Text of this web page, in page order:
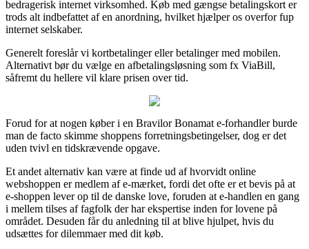
bedragerisk internet virksomhed. Køb med gængse betalingskort er
trods alt indbefattet af en anordning, hvilket hjælper os overfor fup
internet selskaber.
Generelt foreslår vi kortbetalinger eller betalinger med mobilen.
Alternativt bør du vælge en afbetalingsløsning som fx ViaBill,
såfremt du hellere vil klare prisen over tid.
Forud for at nogen køber i en Bravilor Bonamat e-forhandler burde
man de facto skimme shoppens forretningsbetingelser, dog er det
uden tvivl en tidskrævende opgave.
Et andet alternativ kan være at finde ud af hvorvidt online
webshoppen er medlem af e-mærket, fordi det ofte er et bevis på at
e-shoppen lever op til de danske love, foruden at e-handlen en gang
i mellem tilses af fagfolk der har ekspertise inden for lovene på
området. Desuden får du anledning til at blive hjulpet, hvis du
udsættes for dilemmaer med dit køb.